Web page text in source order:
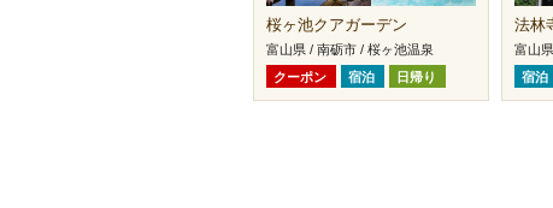
桜ヶ池クアガーデン
富山県 / 南砺市 / 桜ヶ池温泉
クーポン
宿泊 日帰り
法林
富山
宿泊